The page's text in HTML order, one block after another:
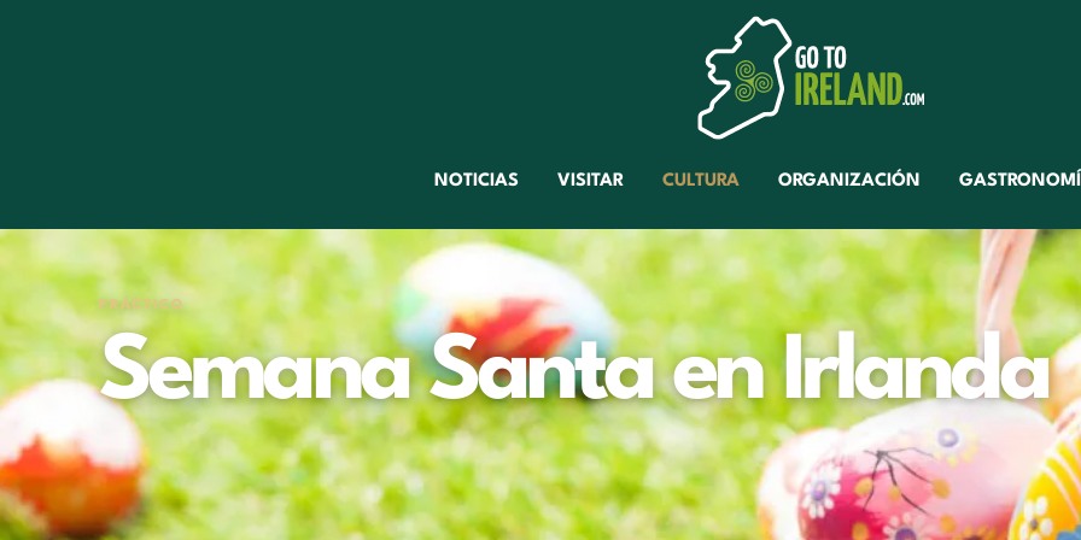
NOTICIAS VISITAR CULTURA ORGANIZACIÓN
PRÁCTICO
Semana Santa en Irlanda